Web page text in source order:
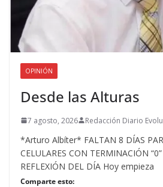
OPINIÓN
Desde las Alturas
7 agosto, 2026 Redacción Diario
*Arturo Albíter* FALTAN 8 DÍAS
CELULARES CON TERMINACIÓN
REFLEXIÓN DEL DÍA Hoy empieza
Comparte esto: